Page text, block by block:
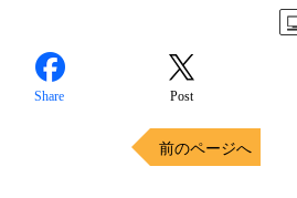
Share Post
前のページへ